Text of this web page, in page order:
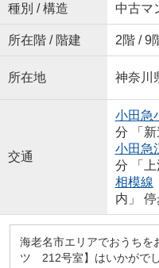
種別 / 構造 中古マ
所在階 / 階建 2階 / 9
所在地 神奈川
交通
小田急
分 「
小田急
分 「
相模線
内」
海老名市エリアでおうちを
ツ 212号室】はいかがで